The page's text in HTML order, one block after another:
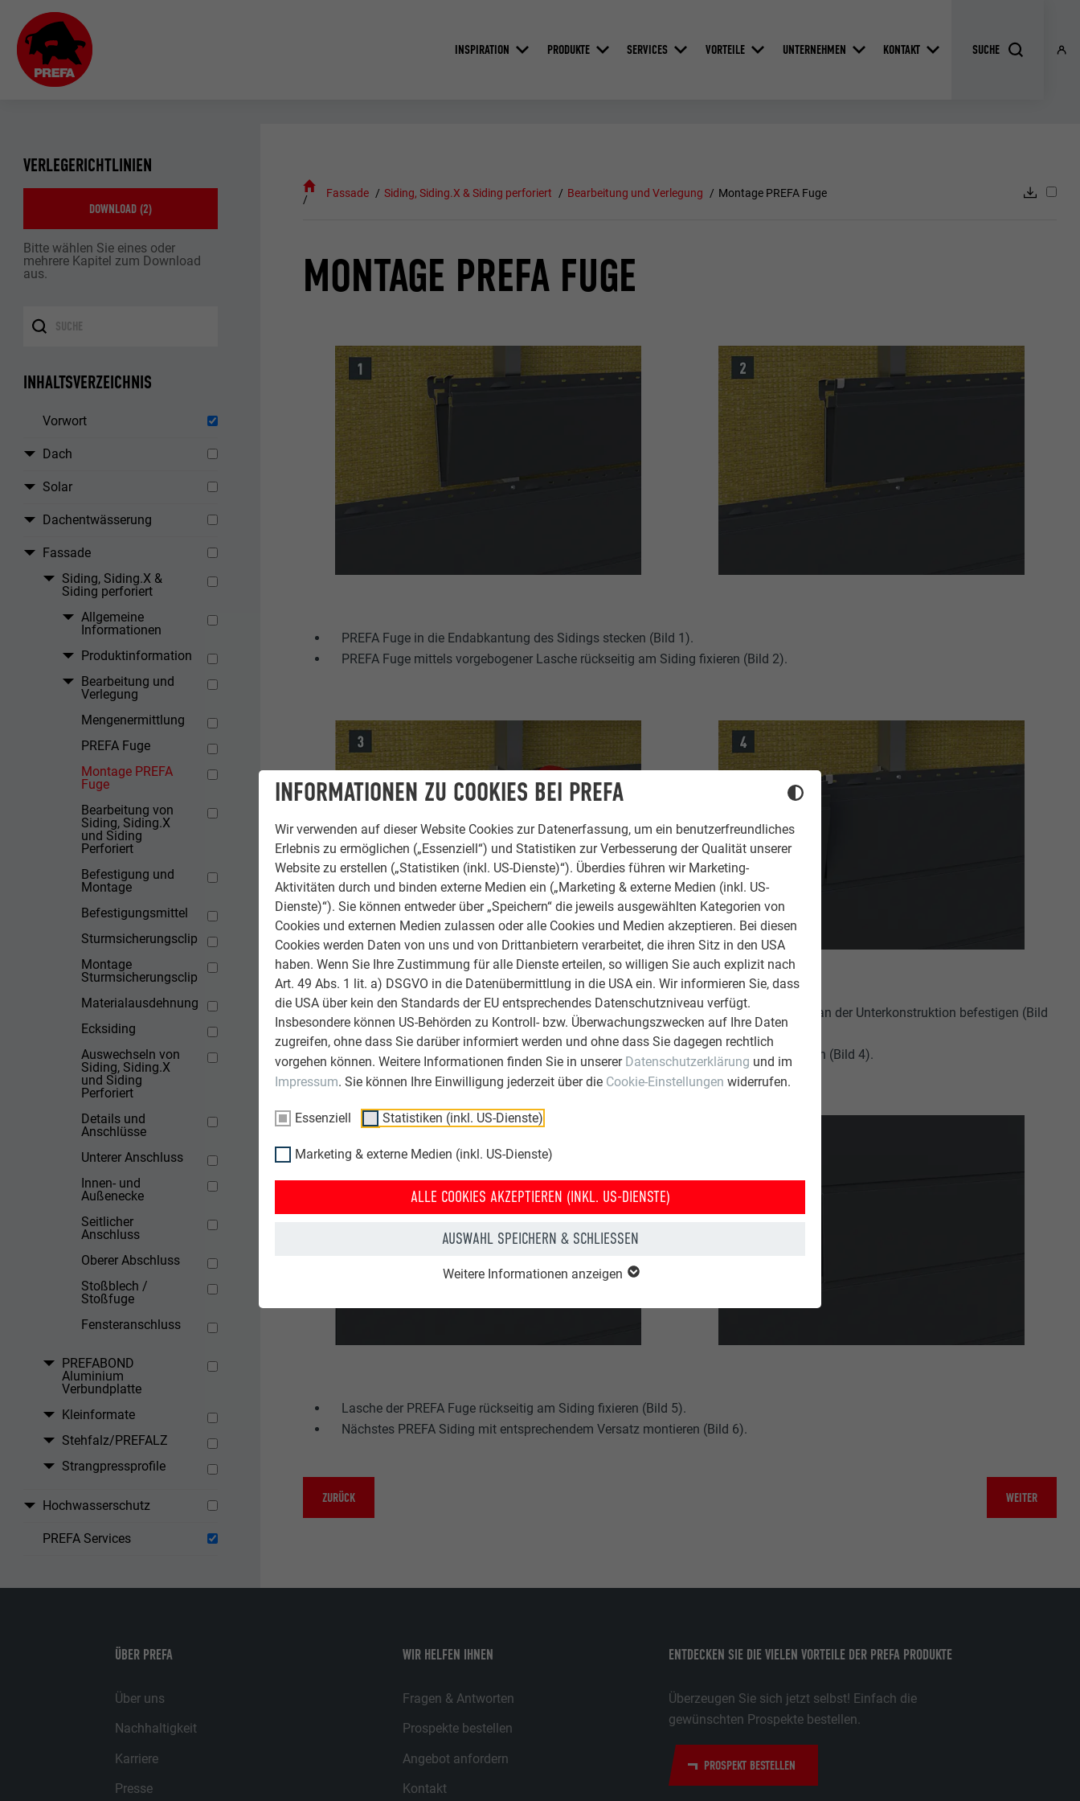
INFORMATIONEN ZU COOKIES BEI PREFA
Wir verwenden auf dieser Website Cookies zur Datenerfassung, um ein benutzerfreundliches
Erlebnis zu ermöglichen („Essenziell“) und Statistiken zur Verbesserung der Qualität unserer
Website zu erstellen („Statistiken (inkl. US-Dienste)“). Überdies führen wir Marketing-
Aktivitäten durch und binden externe Medien ein („Marketing & externe Medien (inkl. US-
Dienste)“). Sie können entweder über „Speichern“ die jeweils ausgewählten Kategorien von
Cookies und externen Medien zulassen oder alle Cookies und Medien akzeptieren. Bei diesen
Cookies werden Daten von uns und von Drittanbietern verarbeitet, die ihren Sitz in den USA
haben. Wenn Sie Ihre Zustimmung für alle Dienste erteilen, so willigen Sie auch explizit nach
Art. 49 Abs. 1 lit. a) DSGVO in die Datenübermittlung in die USA ein. Wir informieren Sie, dass
die USA über kein den Standards der EU entsprechendes Datenschutzniveau verfügt.
Insbesondere können US-Behörden zu Kontroll- bzw. Überwachungszwecken auf Ihre Daten
zugreifen, ohne dass Sie darüber informiert werden und ohne dass Sie dagegen rechtlich
vorgehen können. Weitere Informationen finden Sie in unserer Datenschutzerklärung und im
Impressum. Sie können Ihre Einwilligung jederzeit über die Cookie-Einstellungen widerrufen.
Essenziell Statistiken (inkl. US-Dienste)
Marketing & externe Medien (inkl. US-Dienste)
ALLE COOKIES AKZEPTIEREN (INKL. US-DIENSTE)
AUSWAHL SPEICHERN & SCHLIESSEN
Weitere Informationen anzeigen
INSPIRATION PRODUKTE SERVICES VORTEILE UNTERNEHMEN KONTAKT
VERLEGERICHTLINIEN
DOWNLOAD (2)
Bitte wählen Sie eines oder
mehrere Kapitel zum Download
aus.
INHALTSVERZEICHNIS
Vorwort
Dach
Solar
Dachentwässerung
Fassade
Siding, Siding.X &
Siding perforiert
Allgemeine
Informationen
Produktinformation
Bearbeitung und
Verlegung
Mengenermittlung
PREFA Fuge
Montage PREFA
Fuge
Bearbeitung von
Siding, Siding.X
und Siding
Perforiert
Befestigung und
Montage
Befestigungsmittel
Sturmsicherungsclip
Montage
Sturmsicherungsclip
Materialausdehnung
Ecksiding
Auswechseln von
Siding, Siding.X
und Siding
Perforiert
Details und
Anschlüsse
Unterer Anschluss
Innen- und
Außenecke
Seitlicher
Anschluss
Oberer Abschluss
Stoßblech /
Stoßfuge
Fensteranschluss
PREFABOND
Aluminium
Verbundplatte
Kleinformate
Stehfalz/PREFALZ
Strangpressprofile
Hochwasserschutz
PREFA Services
Fassade Siding, Siding.X & Siding perforiert Bearbeitung und Verlegung Montage PREFA Fuge
MONTAGE PREFA FUGE
PREFA Fuge in die Endabkantung des Sidings stecken (Bild 1).
PREFA Fuge mittels vorgebogener Lasche rückseitig am Siding fixieren (Bild 2).
Siding mit vormontierter Fuge entsprechend Siding-Verlegerichtlinien montieren und an der Unterkonstruktion befestigen (Bild
3).
Nächstes Siding platzieren und die seitliche Endabkantung in die PREFA Fuge stecken (Bild 4).
Lasche der PREFA Fuge rückseitig am Siding fixieren (Bild 5).
Nächstes PREFA Siding mit entsprechendem Versatz montieren (Bild 6).
ZURÜCK WEITER
ENTDECKEN SIE DIE VIELEN VORTEILE DER PREFA PRODUKTE
Überzeugen Sie sich jetzt selbst! Einfach die
gewünschten Prospekte bestellen.
PROSPEKT BESTELLEN
ÜBER PREFA
Über uns
Nachhaltigkeit
Karriere
Presse
WIR HELFEN IHNEN
Fragen & Antworten
Prospekte bestellen
Angebot anfordern
Kontakt